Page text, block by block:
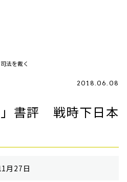
法を裁く
2018.06.08
」書評 戦時下日本
月27日